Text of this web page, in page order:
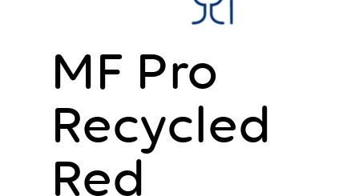
MF Pro
Recycled
Red